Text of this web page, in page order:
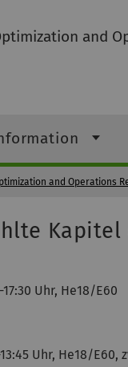
and
and Operations
Uhr, He18/E60
13:45 Uhr, He18/E60,